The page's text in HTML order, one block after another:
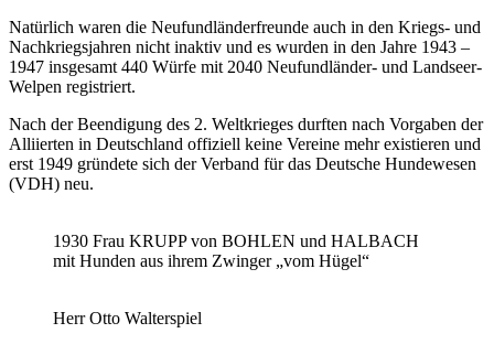
Natürlich waren die Neufundländerfreunde auch in den Kriegs- und
Nachkriegsjahren nicht inaktiv und es wurden in den Jahre 1943 –
1947 insgesamt 440 Würfe mit 2040 Neufundländer- und Landseer-
Welpen registriert.
Nach der Beendigung des 2. Weltkrieges durften nach Vorgaben der
Alliierten in Deutschland offiziell keine Vereine mehr existieren und
erst 1949 gründete sich der Verband für das Deutsche Hundewesen
(VDH) neu.
1930 Frau KRUPP von BOHLEN und HALBACH
mit Hunden aus ihrem Zwinger „vom Hügel“
Herr Otto Walterspiel